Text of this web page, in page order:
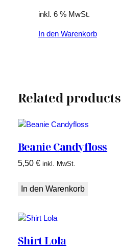
ist:
4,95 €.
inkl. 6 % MwSt.
In den Warenkorb
Related products
Beanie Candyfloss
5,50 € inkl. MwSt.
In den Warenkorb
Shirt Lola